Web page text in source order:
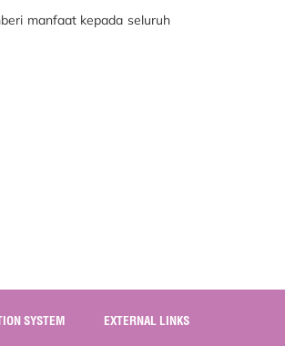
manfaat kepada seluruh
SYSTEM EXTERNAL LINKS